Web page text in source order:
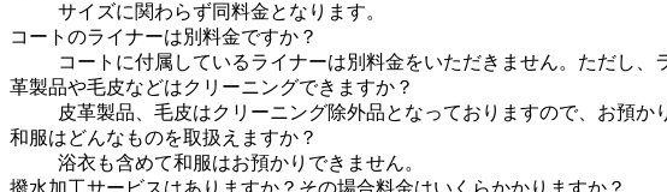
サイズに関わらず同料金となります。
コートのライナーは別料金ですか？
コートに付属しているライナーは別料金をいただきません。ただし
革製品や毛皮などはクリーニングできますか？
皮革製品、毛皮はクリーニング除外品となっておりますので、お預
和服はどんなものを取扱えますか？
浴衣も含めて和服はお預かりできません。